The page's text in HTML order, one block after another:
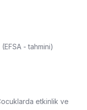
(EFSA - tahmini)
etkinlik ve